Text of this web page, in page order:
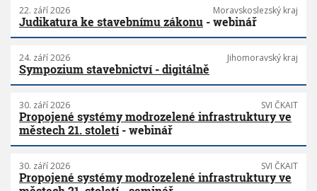
22. září 2026 Moravskoslezský kraj
Judikatura ke stavebnímu zákonu - webinář
24. září 2026 Jihomoravský kraj
Sympozium stavebnictví - digitálně
30. září 2026 SVI ČKAIT
Propojené systémy modrozelené infrastruktury ve
městech 21. století- webinář
30. září 2026 SVI ČKAIT
Propojené systémy modrozelené infrastruktury ve